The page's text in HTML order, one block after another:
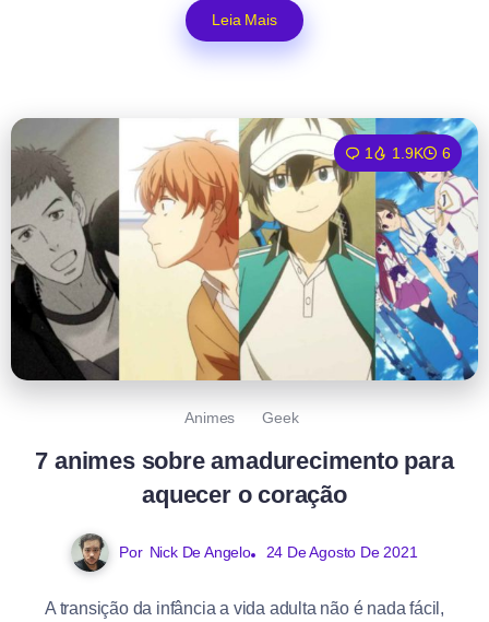
Leia Mais
1 1.9K 6
Animes Geek
7 animes sobre amadurecimento para
aquecer o coração
Por Nick De Angelo 24 De Agosto De 2021
A transição da infância a vida adulta não é nada fácil,